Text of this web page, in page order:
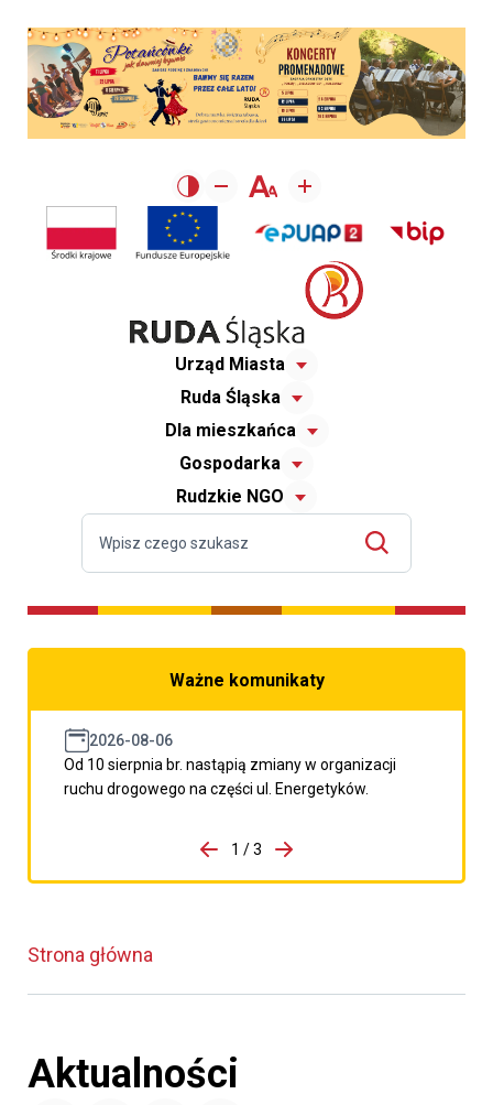
Urząd Miasta
Ruda Śląska
Dla mieszkańca
Gospodarka
Rudzkie NGO
Ważne komunikaty
2026-08-06
Od 10 sierpnia br. nastąpią zmiany w organizacji
ruchu drogowego na części ul. Energetyków.
porzpedniego komunikatu
1 / 3
Przejdź do następnego
Strona główna
Aktualności